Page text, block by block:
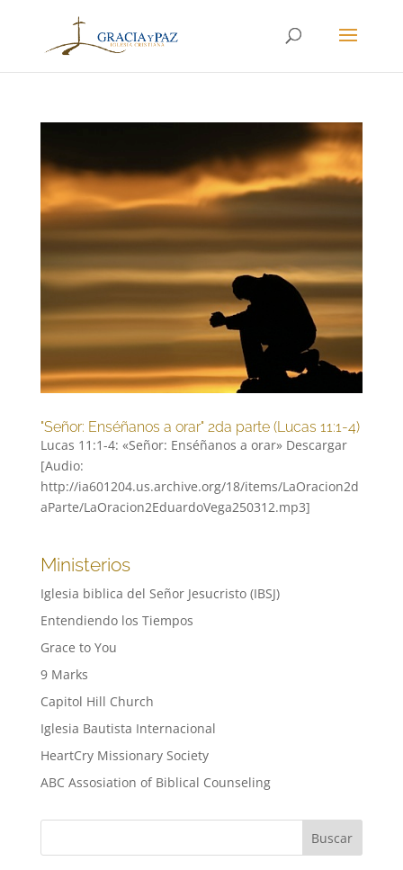
"Señor: Enséñanos a orar" 2da parte (Lucas 11:1-4)
Lucas 11:1-4: «Señor: Enséñanos a orar» Descargar
[Audio:
http://ia601204.us.archive.org/18/items/LaOracion2d
aParte/LaOracion2EduardoVega250312.mp3]
Ministerios
Iglesia biblica del Señor Jesucristo (IBSJ)
Entendiendo los Tiempos
Grace to You
9 Marks
Capitol Hill Church
Iglesia Bautista Internacional
HeartCry Missionary Society
ABC Assosiation of Biblical Counseling